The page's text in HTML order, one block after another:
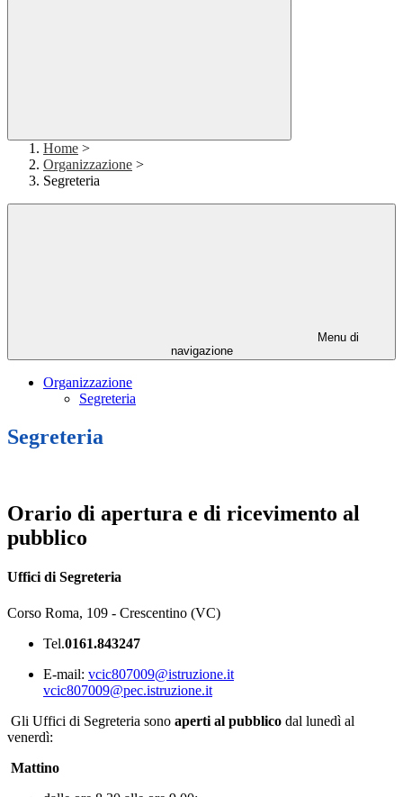
Home >
Organizzazione >
Segreteria
Menu di
navigazione
Organizzazione
Segreteria
Segreteria
Orario di apertura e di ricevimento al
pubblico
Uffici di Segreteria
Corso Roma, 109 - Crescentino (VC)
Tel.0161.843247
E-mail: vcic807009@istruzione.it
vcic807009@pec.istruzione.it
Gli Uffici di Segreteria sono aperti al pubblico dal lunedì al
venerdì:
Mattino